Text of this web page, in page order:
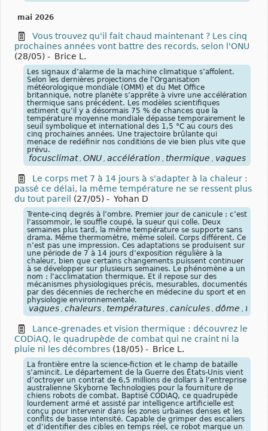
mai 2026
Vous trouvez qu'il fait chaud maintenant ? Les cinq
prochaines années vont battre des records, selon l'ONU
(28/05) - Brice L.
Les signaux d’alarme de la machine climatique s’affolent.
Selon les dernières projections de l’Organisation
météorologique mondiale (OMM) et du Met Office
britannique, notre planète s’apprête à vivre une accélération
thermique sans précédent. Les modèles scientifiques
estiment qu’il y a désormais 75 % de chances que la
température moyenne mondiale dépasse temporairement le
seuil symbolique et international des 1,5 °C au cours des
cinq prochaines années. Une trajectoire brûlante qui
menace de redéfinir nos conditions de vie bien plus vite que
prévu.
focusclimat , ONU , accélération , thermique , vagues
Le corps met 7 à 14 jours à s'adapter à la chaleur :
passé ce délai, la même température ne se ressent plus
du tout pareil
(27/05) - Yohan D
Trente-cinq degrés à l’ombre. Premier jour de canicule : c’est
l’assommoir, le souffle coupé, la sueur qui colle. Deux
semaines plus tard, la même température se supporte sans
drama. Même thermomètre, même soleil. Corps différent. Ce
n’est pas une impression. Ces adaptations se produisent sur
une période de 7 à 14 jours d’exposition régulière à la
chaleur, bien que certains changements puissent continuer
à se développer sur plusieurs semaines. Le phénomène a un
nom : l’acclimatation thermique. Et il repose sur des
mécanismes physiologiques précis, mesurables, documentés
par des décennies de recherche en médecine du sport et en
physiologie environnementale.
vagues , chaleurs , températures , canicules , dôme ,
Lance-grenades et vision thermique : découvrez le
CODiAQ, le quadrupède de combat qui ne craint ni la
pluie ni les décombres (18/05) - Brice L.
La frontière entre la science-fiction et le champ de bataille
s’amincit. Le département de la Guerre des États-Unis vient
d’octroyer un contrat de 6,5 millions de dollars à l’entreprise
australienne Skyborne Technologies pour la fourniture de
chiens robots de combat. Baptisé CODiAQ, ce quadrupède
lourdement armé et assisté par intelligence artificielle est
conçu pour intervenir dans les zones urbaines denses et les
conflits de basse intensité. Capable de grimper des escaliers
et d’identifier des cibles en temps réel, ce robot marque un